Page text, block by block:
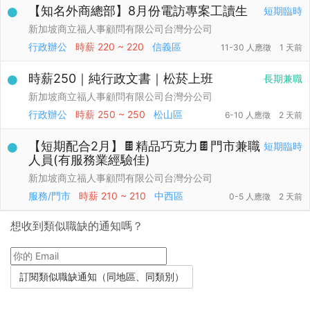
短期臨時
【知名外商總部】8月份電訪專案工讀生
新加坡商立福人事顧問有限公司台灣分公司
行政辦公
時薪 220 ~ 220 信義區 11-30 人應徵 1 天前
長期兼職
時薪250｜純行政文書｜松菸上班
新加坡商立福人事顧問有限公司台灣分公司
行政辦公
時薪 250 ~ 250 松山區 6-10 人應徵 2 天前
短期臨時
【短期配合2月】🍫精品巧克力🍫門市兼職
人員(有服務業經驗佳)
新加坡商立福人事顧問有限公司台灣分公司
服務/門市
時薪 210 ~ 210 中西區 0-5 人應徵 2 天前
想收到類似職缺的通知嗎？